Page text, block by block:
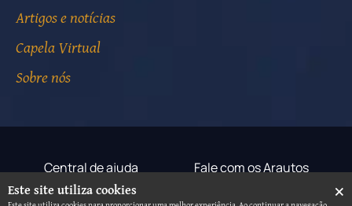
Artigos e notícias
Capela Virtual
Sobre nós
Central de ajuda Fale com os Arautos
Termos de uso
Este site utiliza cookies ×